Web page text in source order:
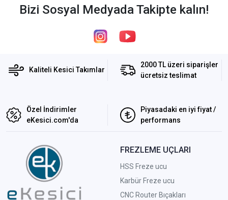
Bizi Sosyal Medyada Takipte kalın!
Kaliteli Kesici Takımlar
2000 TL üzeri siparişler
ücretsiz teslimat
Özel İndirimler
eKesici.com'da
Piyasadaki en iyi fiyat /
performans
FREZLEME UÇLARI
HSS Freze ucu
Karbür Freze ucu
CNC Router Bıçakları